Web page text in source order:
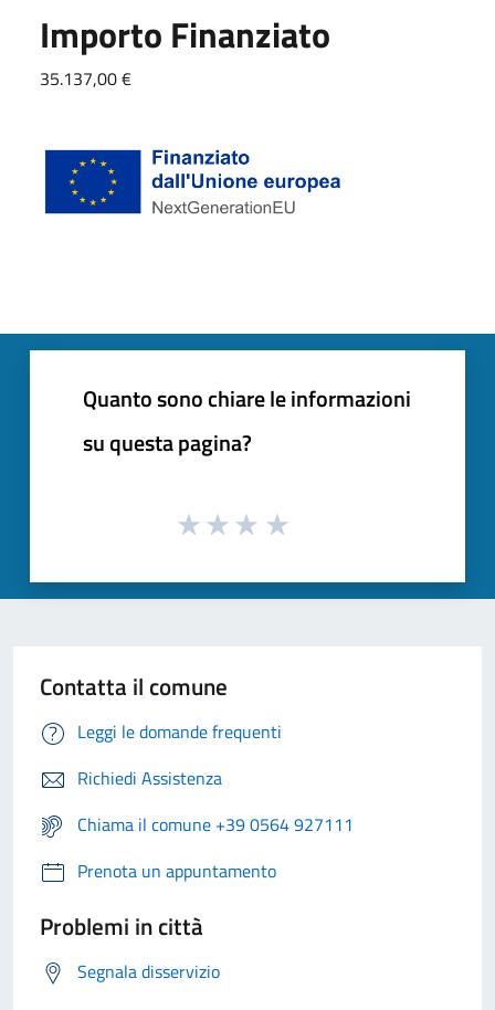
Importo Finanziato
35.137,00 €
Quanto sono chiare le informazioni
su questa pagina?
Contatta il comune
Leggi le domande frequenti
Richiedi Assistenza
Chiama il comune +39 0564 927111
Prenota un appuntamento
Problemi in città
Segnala disservizio